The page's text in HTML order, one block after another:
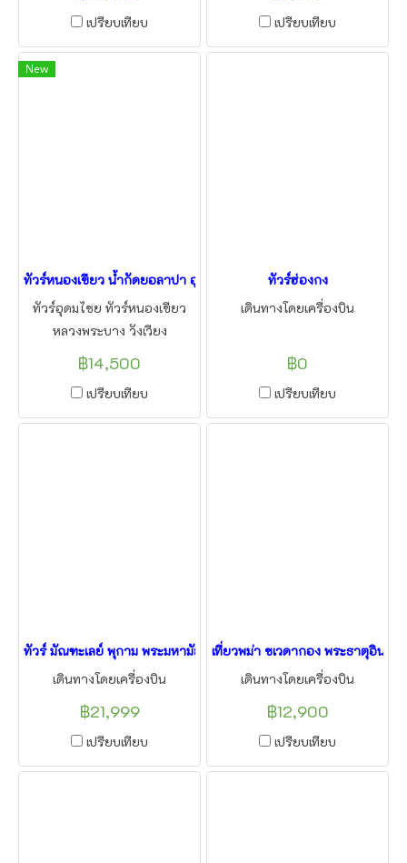
เปรียบเทียบ
เมืองเฟือง ชมบรรยาศ ริมแม่น้ำ
ลีก ของลาว พาเที่ยวเมืองวัง
เวียงอันสวยงาม เล่นน้ำบลูลากูน
เปรียบเทียบ
New
ทัวร์หนองเขียว น้ำกัดยอลาปา อุดมไชย หลวงพระบาง วังเวียง 5วัน4คืน
ทัวร์อุดมไชย ทัวร์หนองเขียว
หลวงพระบาง วังเวียง
เวียงจันทน์ นั่งรถไฟฟ้าความเร็ว
สูง เมืองมรดกโลก ผาชมนาง บลู
ลากูน ถ้ำนางฟ้า ถ้ำนอน
สะพานสีน้ำเงิน โดยแอลทูบี
฿14,500
เปรียบเทียบ
ทัวร์ฮ่องกง
เดินทางโดยเครื่องบิน
฿0
เปรียบเทียบ
ทัวร์ มัณฑะเลย์ พุกาม พระมหามัยมุณี พระเจดีย์ชเวสิกอง 4วัน3คืน บิน
เดินทางโดยเครื่องบิน
฿21,999
เปรียบเทียบ
เที่ยวพม่า ชเวดากอง พระธาตุอินแ
เดินทางโดยเครื่องบิน
฿12,900
เปรียบเทียบ